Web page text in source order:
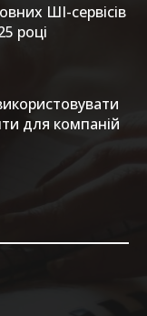
ШІ-сервісів
році
для компаній